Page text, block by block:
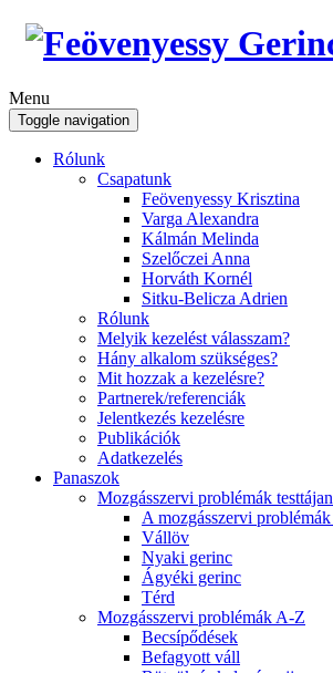
Menu
Toggle navigation
Rólunk
Csapatunk
Feövenyessy Krisztina
Varga Alexandra
Kálmán Melinda
Szelőczei Anna
Horváth Kornél
Sitku-Belicza Adrien
Rólunk
Melyik kezelést válasszam?
Hány alkalom szükséges?
Mit hozzak a kezelésre?
Partnerek/referenciák
Jelentkezés kezelésre
Publikációk
Adatkezelés
Panaszok
Mozgásszervi problémák
A mozgásszervi
Vállöv
Nyaki gerinc
Ágyéki gerinc
Térd
Mozgásszervi problémák A-Z
Becsípődések
Befagyott váll